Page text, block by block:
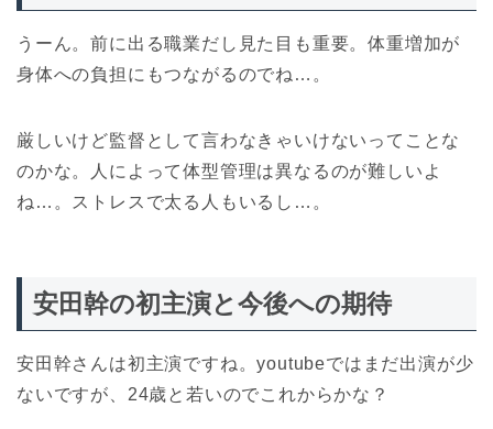
うーん。前に出る職業だし見た目も重要。体重増加が
身体への負担にもつながるのでね…。
厳しいけど監督として言わなきゃいけないってことな
のかな。人によって体型管理は異なるのが難しいよ
ね…。ストレスで太る人もいるし…。
安田幹の初主演と今後への期待
安田幹さんは初主演ですね。youtubeではまだ出演が少
ないですが、24歳と若いのでこれからかな？